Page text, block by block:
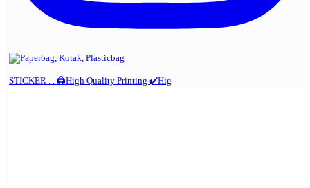
STICKER . . 🖨️High Quality Printing ✔️Hig